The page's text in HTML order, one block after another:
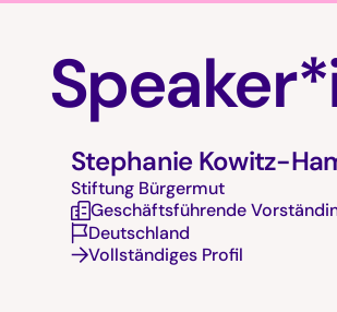
Stephanie Kowitz-
Stiftung Bürgermut
Geschäftsführende
Deutschland
Vollständiges Profil